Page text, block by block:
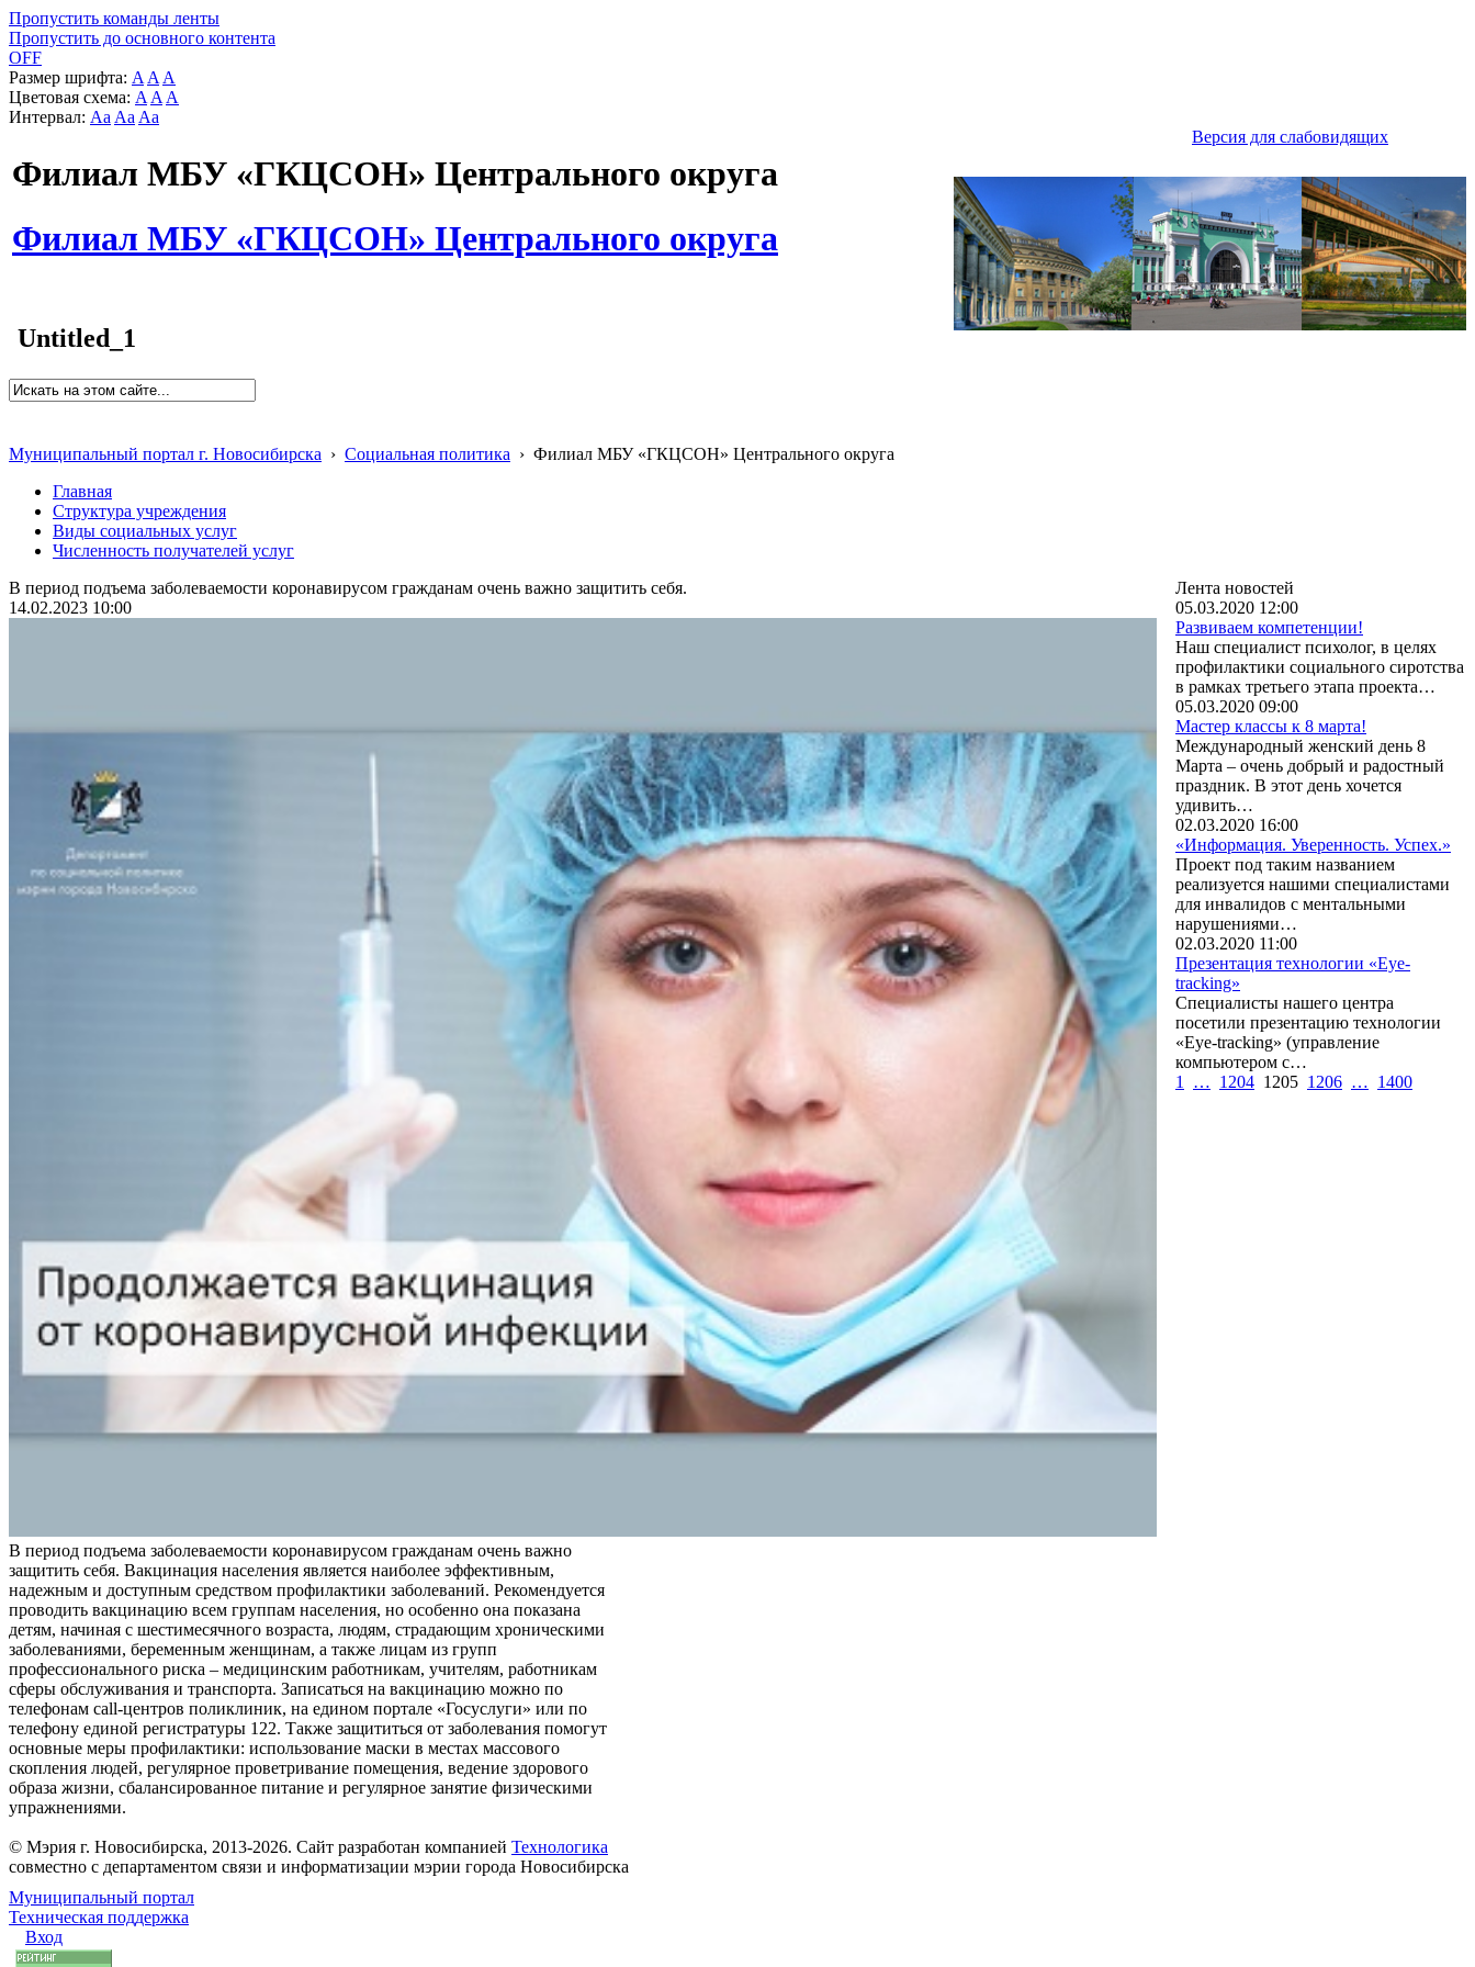
Пропустить команды ленты
Пропустить до основного контента
OFF
Размер шрифта: A A A
Цветовая схема: A A A
Интервал: Aa Aa Aa
Версия для слабовидящих
Филиал МБУ «ГКЦСОН» Центрального округа
Филиал МБУ «ГКЦСОН» Центрального округа
Untitled_1
Муниципальный портал г. Новосибирска › Социальная политика › Филиал МБУ «ГКЦСОН» Центрального округа
Главная
Структура учреждения
Виды социальных услуг
Численность получателей услуг
В период подъема заболеваемости коронавирусом гражданам очень важно защитить себя.
14.02.2023 10:00
В период подъема заболеваемости коронавирусом гражданам очень важно
защитить себя. Вакцинация населения является наиболее эффективным,
надежным и доступным средством профилактики заболеваний. Рекомендуется
проводить вакцинацию всем группам населения, но особенно она показана
детям, начиная с шестимесячного возраста, людям, страдающим хроническими
заболеваниями, беременным женщинам, а также лицам из групп
профессионального риска – медицинским работникам, учителям, работникам
сферы обслуживания и транспорта. Записаться на вакцинацию можно по
телефонам call-центров поликлиник, на едином портале «Госуслуги» или по
телефону единой регистратуры 122. Также защититься от заболевания помогут
основные меры профилактики: использование маски в местах массового
скопления людей, регулярное проветривание помещения, ведение здорового
образа жизни, сбалансированное питание и регулярное занятие физическими
упражнениями.
Лента новостей
05.03.2020 12:00
Развиваем компетенции!
Наш специалист психолог, в целях
профилактики социального сиротства
в рамках третьего этапа проекта…
05.03.2020 09:00
Мастер классы к 8 марта!
Международный женский день 8
Марта – очень добрый и радостный
праздник. В этот день хочется
удивить…
02.03.2020 16:00
«Информация. Уверенность. Успех.»
Проект под таким названием
реализуется нашими специалистами
для инвалидов с ментальными
нарушениями…
02.03.2020 11:00
Презентация технологии «Eye-
tracking»
Специалисты нашего центра
посетили презентацию технологии
«Eye-tracking» (управление
компьютером с…
1
… 1204 1205 1206 … 1400
© Мэрия г. Новосибирска, 2013-2026. Сайт разработан компанией Технологика
совместно с департаментом связи и информатизации мэрии города Новосибирска
Муниципальный портал
Техническая поддержка
Вход